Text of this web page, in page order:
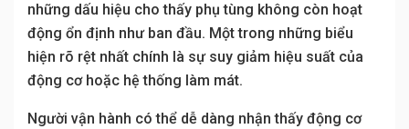
những dấu hiệu cho thấy phụ tùng không còn hoạt
động ổn định như ban đầu. Một trong những biểu
hiện rõ rệt nhất chính là sự suy giảm hiệu suất của
động cơ hoặc hệ thống làm mát.
Người vận hành có thể dễ dàng nhận thấy động cơ